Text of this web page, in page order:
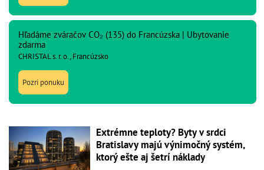
Hľadáme zváračov CO₂ (135) do Francúzska | Ubytovanie
zdarma
CHRISTAL s. r. o., Francúzsko
Pozri ponuku
Extrémne teploty? Byty v srdci
Bratislavy majú výnimočný systém,
ktorý ešte aj šetrí náklady